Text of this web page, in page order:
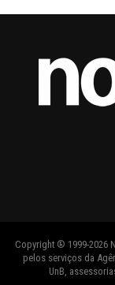
Copyright ® 1999-2026
pelos serviços da
UnB,